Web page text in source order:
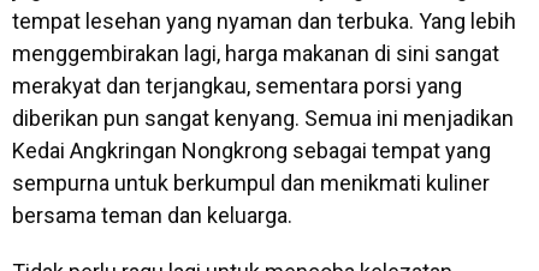
tempat lesehan yang nyaman dan terbuka. Yang lebih
menggembirakan lagi, harga makanan di sini sangat
merakyat dan terjangkau, sementara porsi yang
diberikan pun sangat kenyang. Semua ini menjadikan
Kedai Angkringan Nongkrong sebagai tempat yang
sempurna untuk berkumpul dan menikmati kuliner
bersama teman dan keluarga.